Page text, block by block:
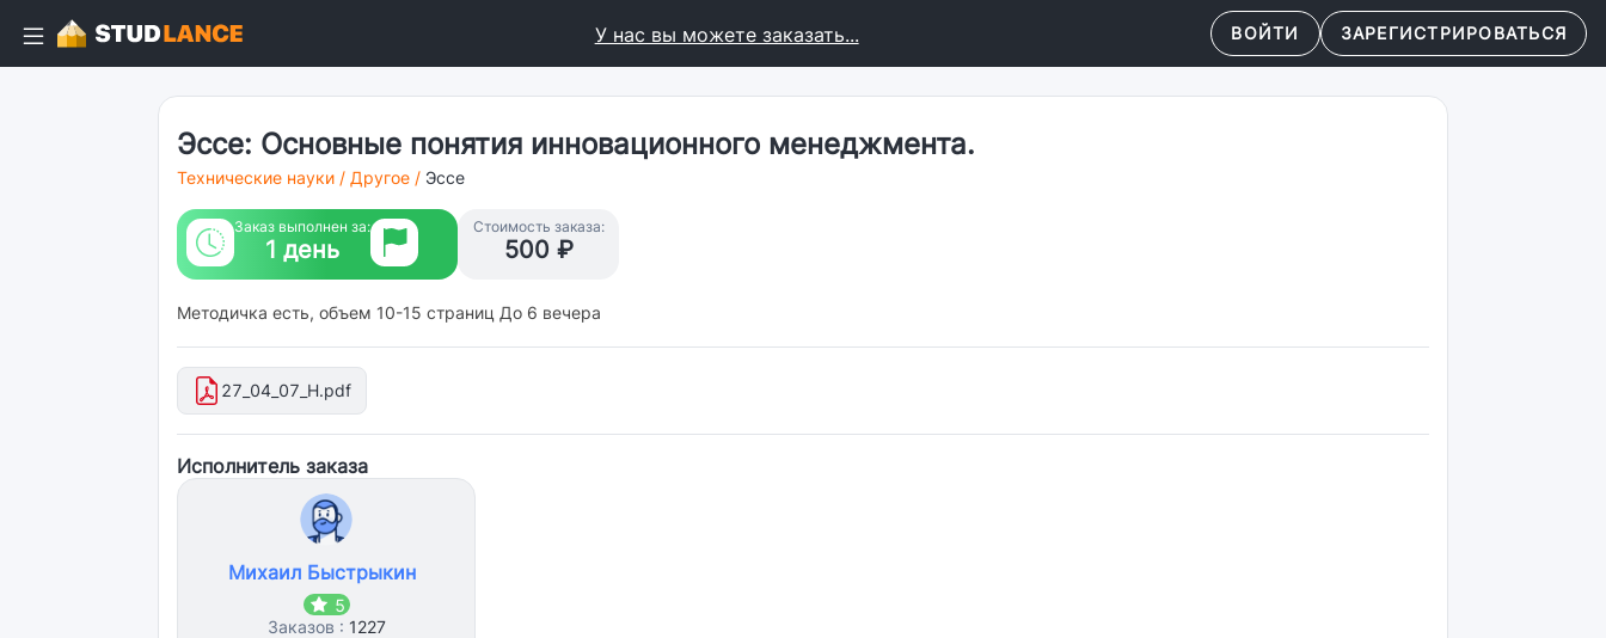
У нас вы можете заказать... ВОЙТИ ЗАРЕГИСТРИРОВАТЬСЯ
Эссе: Основные понятия инновационного менеджмента.
Технические науки / Другое / Эссе
Заказ выполнен за:
1 день
Стоимость заказа:
500 ₽
Методичка есть, объем 10-15 страниц До 6 вечера
27_04_07_Н.pdf
Исполнитель заказа
Михаил Быстрыкин
5
Заказов : 1227